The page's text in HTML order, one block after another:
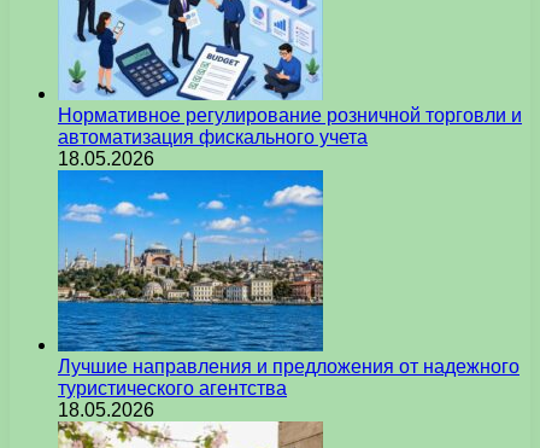
Нормативное регулирование розничной торговли и
автоматизация фискального учета
18.05.2026
Лучшие направления и предложения от надежного
туристического агентства
18.05.2026